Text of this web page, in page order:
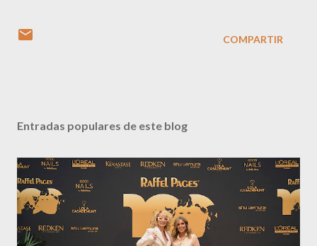
COMPARTIR
Entradas populares de este blog